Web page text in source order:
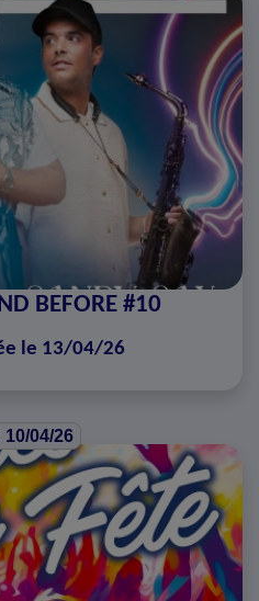
BEFORE #10
le 13/04/26
10/04/26